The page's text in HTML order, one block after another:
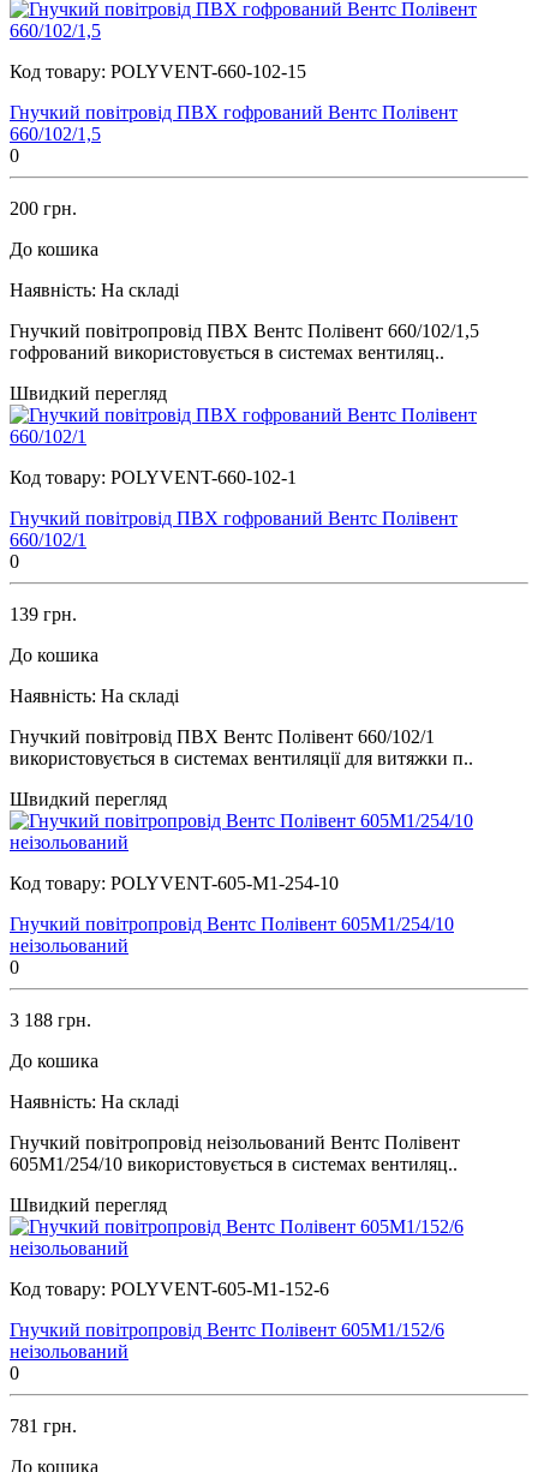
Код товару: POLYVENT-660-102-15
Гнучкий повітровід ПВХ гофрований Вентс Полівент
660/102/1,5
0
200 грн.
До кошика
Наявність: На складі
Гнучкий повітропровід ПВХ Вентс Полівент 660/102/1,5
гофрований використовується в системах вентиляц..
Швидкий перегляд
Код товару: POLYVENT-660-102-1
Гнучкий повітровід ПВХ гофрований Вентс Полівент
660/102/1
0
139 грн.
До кошика
Наявність: На складі
Гнучкий повітровід ПВХ Вентс Полівент 660/102/1
використовується в системах вентиляції для витяжки п..
Швидкий перегляд
Код товару: POLYVENT-605-M1-254-10
Гнучкий повітропровід Вентс Полівент 605М1/254/10
неізольований
0
3 188 грн.
До кошика
Наявність: На складі
Гнучкий повітропровід неізольований Вентс Полівент
605М1/254/10 використовується в системах вентиляц..
Швидкий перегляд
Код товару: POLYVENT-605-M1-152-6
Гнучкий повітропровід Вентс Полівент 605М1/152/6
неізольований
0
781 грн.
До кошика